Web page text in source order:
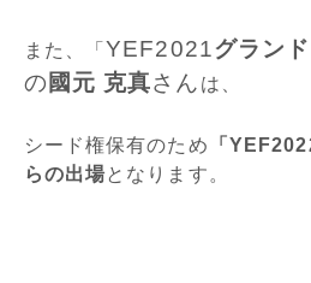
また、「 YEF2021グラン
の 國元 克真さん は、
シード権保有のため 「
らの出場となります。